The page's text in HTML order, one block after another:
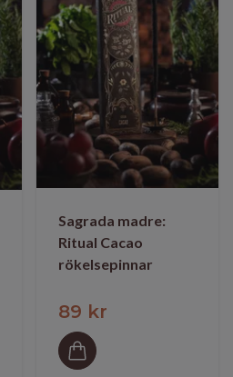
Sagrada madre:
Ritual Cacao
rökelsepinnar
89 kr